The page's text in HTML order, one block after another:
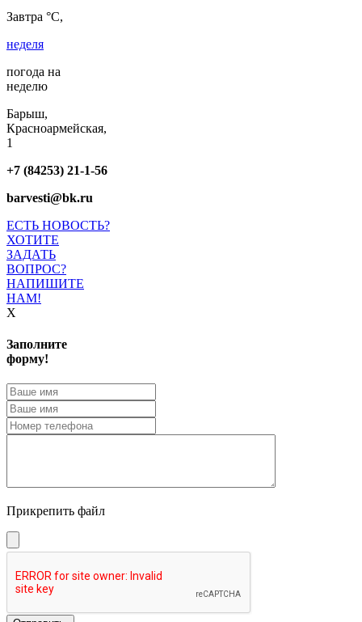
Завтра °C,
неделя
погода на
неделю
Барыш,
Красноармейская,
1
+7 (84253) 21-1-56
barvesti@bk.ru
ЕСТЬ НОВОСТЬ?
ХОТИТЕ
ЗАДАТЬ
ВОПРОС?
НАПИШИТЕ
НАМ!
X
Заполните
форму!
Прикрепить файл